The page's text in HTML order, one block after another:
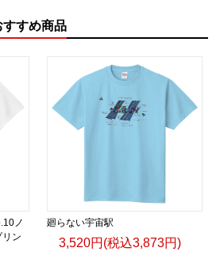
すめ商品
ノ
ン
廻らない宇宙駅
3,520円(税込3,873円)